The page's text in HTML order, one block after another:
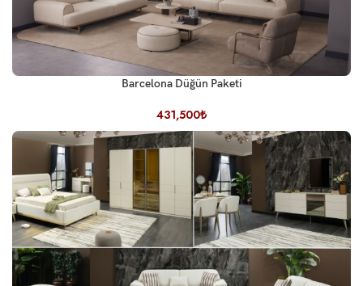
Barcelona Düğün Paketi
431,500₺